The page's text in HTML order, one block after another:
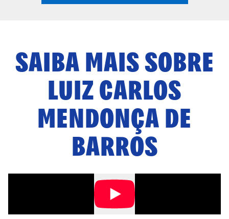
SAIBA MAIS SOBRE
LUIZ CARLOS
MENDONÇA DE
BARROS